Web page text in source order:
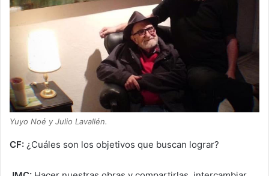
Yuyo Noé y Julio Lavallén.
CF: ¿Cuáles son los objetivos que buscan lograr?